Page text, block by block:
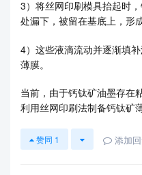
3）将丝网印刷模具抬起时
处漏下，被留在基底上，形
4）这些液滴流动并逐渐填
薄膜。
当前，由于钙钛矿油墨存在
利用丝网印刷法制备钙钛矿
赞同 1 添加